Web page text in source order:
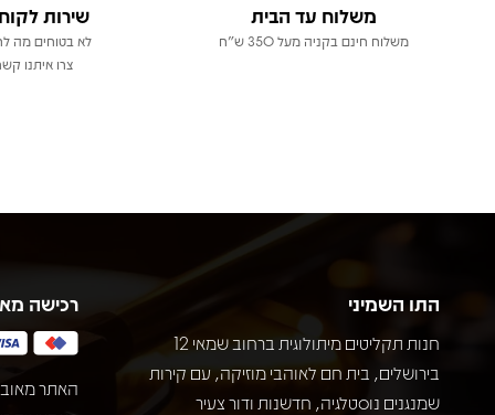
משלוח עד הבית
משלוח חינם בקניה מעל 350 ש"ח
שירות
לא בטוחים מה
צרו איתנו
התו השמיני
חנות תקליטים מיתולוגית ברחוב שמאי 12
בירושלים, בית חם לאוהבי מוזיקה, עם קירות
שמנגנים נוסטלגיה, חדשנות ודור צעיר
רכישה
האתר